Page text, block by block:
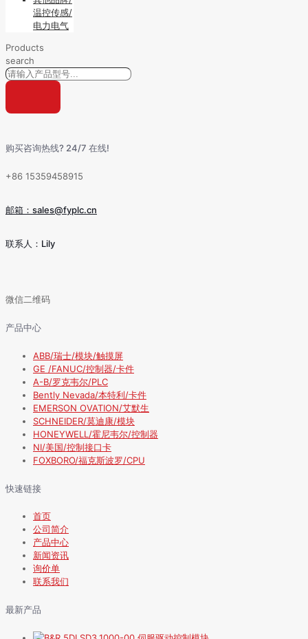
温控传感/
电力电气
Products
search
购买咨询热线? 24/7 在线!
+86 15359458915
邮箱：sales@fyplc.cn
联系人：Lily
微信二维码
产品中心
ABB/瑞士/模块/触摸屏
GE /FANUC/控制器/卡件
A-B/罗克韦尔/PLC
Bently Nevada/本特利/卡件
EMERSON OVATION/艾默生
SCHNEIDER/莫迪康/模块
HONEYWELL/霍尼韦尔/控制器
NI/美国/控制接口卡
FOXBORO/福克斯波罗/CPU
快速链接
首页
公司简介
产品中心
新闻资讯
询价单
联系我们
最新产品